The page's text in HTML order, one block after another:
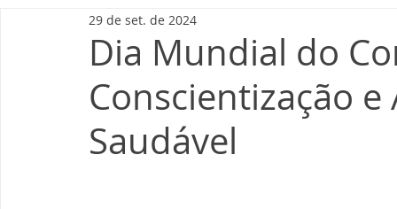
Dia Mundial do
Conscientização
Saudável
29 de set. de 2024